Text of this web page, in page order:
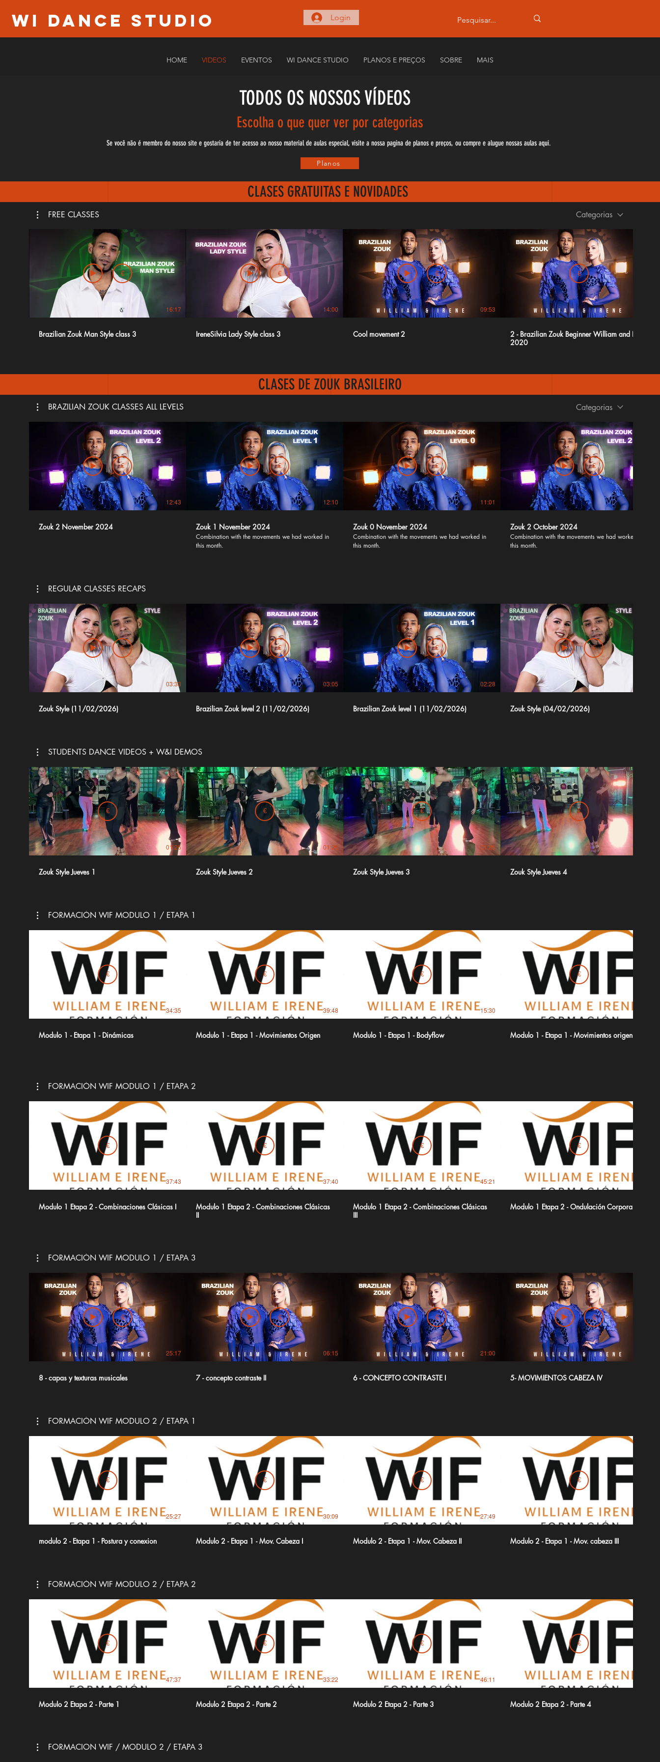
WI Dance Studio Login
HOME VIDEOS EVENTOS WI DANCE STUDIO PLANOS E PREÇOS SOBRE MAIS
TODOS OS NOSSOSVÍDEOS
Escolha o que quer ver por categorias
Se você não é membro do nosso site e gostaria de ter acesso ao nosso material de aulas especial, visite a nossa pagina de planos e preços, ou compre e alugue nossas aulas aqui.
Planos
CLASES GRATUITAS E NOVIDADES
FREE CLASSES Categorias
€
16:17
Brazilian Zouk Man Style class 3
€
14:00
IreneSilvia Lady Style class 3
€
09:53
Cool movement 2
€
2 - Brazilian Zouk Beginner William and Irene
2020
CLASES DE ZOUK BRASILEIRO
BRAZILIAN ZOUK CLASSES ALL LEVELS Categorias
€
12:43
Zouk 2 November 2024
€
12:10
Zouk 1 November 2024
Combination with the movements we had worked in
this month.
€
11:01
Zouk 0 November 2024
Combination with the movements we had worked in
this month.
€
Zouk 2 October 2024
Combination with the movements we had worked in
this month.
REGULAR CLASSES RECAPS
€
03:33
Zouk Style (11/02/2026)
€
03:05
Brazilian Zouk level 2 (11/02/2026)
€
02:28
Brazilian Zouk level 1 (11/02/2026)
€
Zouk Style (04/02/2026)
STUDENTS DANCE VIDEOS + W&I DEMOS
€
01:26
Zouk Style Jueves 1
€
01:26
Zouk Style Jueves 2
€
01:26
Zouk Style Jueves 3
€
Zouk Style Jueves 4
FORMACIÓN WIF MODULO 1 / ETAPA 1
€
34:35
Modulo 1 - Etapa 1 - Dinámicas
€
39:48
Modulo 1 - Etapa 1 - Movimientos Origen
€
15:30
Modulo 1 - Etapa 1 - Bodyflow
€
Modulo 1 - Etapa 1 - Movimientos origen II
FORMACIÓN WIF MODULO 1 / ETAPA 2
€
37:43
Modulo 1 Etapa 2 - Combinaciones Clásicas I
€
37:40
Modulo 1 Etapa 2 - Combinaciones Clásicas
II
€
45:21
Modulo 1 Etapa 2 - Combinaciones Clásicas
III
€
Modulo 1 Etapa 2 - Ondulación Corporal
FORMACIÓN WIF MODULO 1 / ETAPA 3
€
25:17
8 - capas y texturas musicales
€
06:15
7 - concepto contraste II
€
21:00
6 - CONCEPTO CONTRASTE I
€
5- MOVIMIENTOS CABEZA IV
FORMACIÓN WIF MODULO 2 / ETAPA 1
€
25:27
modulo 2 - Etapa 1 - Postura y conexion
€
30:09
Modulo 2 - Etapa 1 - Mov. Cabeza I
€
27:49
Modulo 2 - Etapa 1 - Mov. Cabeza II
€
Modulo 2 - Etapa 1 - Mov. cabeza III
FORMACIÓN WIF MODULO 2 / ETAPA 2
€
47:37
Modulo 2 Etapa 2 - Parte 1
€
33:22
Modulo 2 Etapa 2 - Parte 2
€
46:11
Modulo 2 Etapa 2 - Parte 3
€
Modulo 2 Etapa 2 - Parte 4
FORMACION WIF / MODULO 2 / ETAPA 3